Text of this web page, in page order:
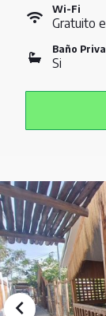
Wi-Fi
Gratuito
Baño
Si